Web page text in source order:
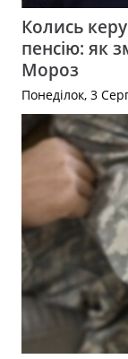
Колись
пенсію: як
Мороз
Понеділок, 3